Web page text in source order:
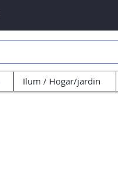
Ilum / Hogar/jardin